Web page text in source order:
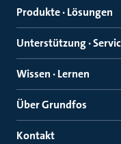
Produkte · Lösungen
Unterstützung ·
Wissen · Lernen
Über Grundfos
Kontakt